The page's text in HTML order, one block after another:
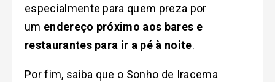
especialmente para quem preza por
um endereço próximo aos bares e
restaurantes para ir a pé à noite.
Por fim, saiba que o Sonho de Iracema